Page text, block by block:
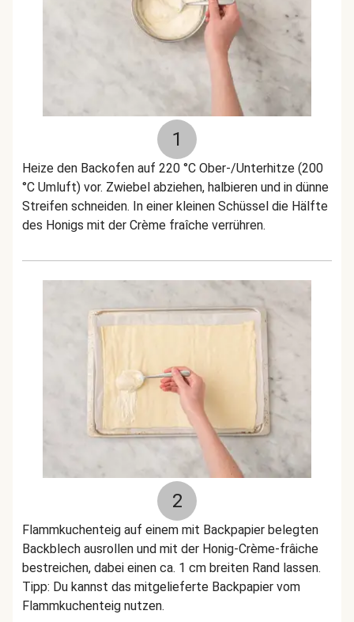
1
Heize den Backofen auf 220 °C Ober-/Unterhitze (200
°C Umluft) vor. Zwiebel abziehen, halbieren und in dünne
Streifen schneiden. In einer kleinen Schüssel die Hälfte
des Honigs mit der Crème fraîche verrühren.
2
Flammkuchenteig auf einem mit Backpapier belegten
Backblech ausrollen und mit der Honig-Crème-frâiche
bestreichen, dabei einen ca. 1 cm breiten Rand lassen.
Tipp: Du kannst das mitgelieferte Backpapier vom
Flammkuchenteig nutzen.